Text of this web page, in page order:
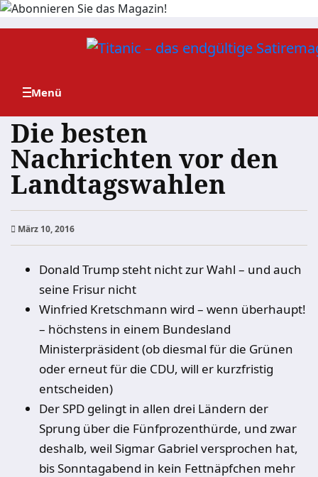
Zum
Die besten
Nachrichten vor den
Landtagswahlen
März 10, 2016
Donald Trump steht nicht zur Wahl – und auch
seine Frisur nicht
Winfried Kretschmann wird – wenn überhaupt!
– höchstens in einem Bundesland
Ministerpräsident (ob diesmal für die Grünen
oder erneut für die CDU, will er kurzfristig
entscheiden)
Der SPD gelingt in allen drei Ländern der
Sprung über die Fünfprozenthürde, und zwar
deshalb, weil Sigmar Gabriel versprochen hat,
bis Sonntagabend in kein Fettnäpfchen mehr